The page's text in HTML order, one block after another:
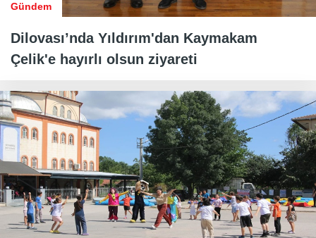
Gündem
Dilovası’nda Yıldırım'dan Kaymakam
Çelik'e hayırlı olsun ziyareti